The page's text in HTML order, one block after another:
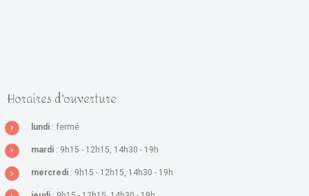
Horaires d'ouverture
lundi : fermé
mardi : 9h15 - 12h15, 14h30 - 19h
mercredi : 9h15 - 12h15, 14h30 - 19h